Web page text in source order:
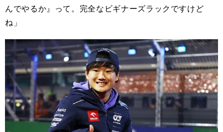
んでやるか』って。完全なビギナーズラックですけど
ね」